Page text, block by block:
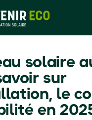
solaire
sur
le
en